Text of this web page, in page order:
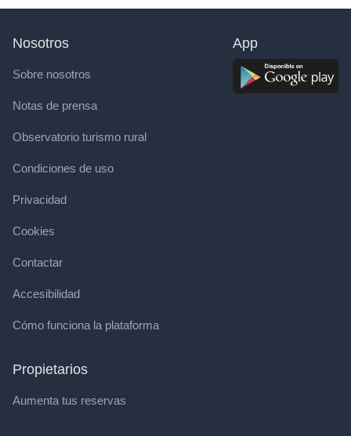
Nosotros
Sobre nosotros
Notas de prensa
Observatorio turismo rural
Condiciones de uso
Privacidad
Cookies
Contactar
Accesibilidad
Cómo funciona la plataforma
Propietarios
Aumenta tus reservas
App